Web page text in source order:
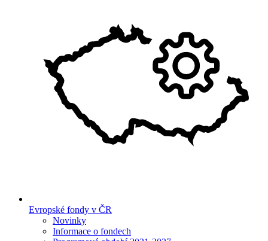
Evropské fondy v ČR
Novinky
Informace o fondech